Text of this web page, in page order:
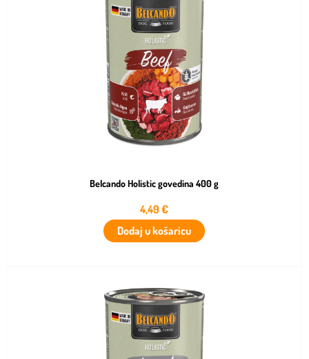
Belcando Holistic govedina 400 g
4,49€
Dodaj u košaricu